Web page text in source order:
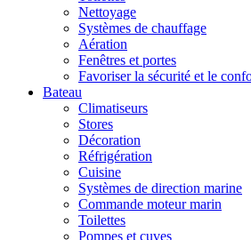
Nettoyage
Systèmes de chauffage
Aération
Fenêtres et portes
Favoriser la sécurité et le
Bateau
Climatiseurs
Stores
Décoration
Réfrigération
Cuisine
Systèmes de direction marine
Commande moteur marin
Toilettes
Pompes et cuves